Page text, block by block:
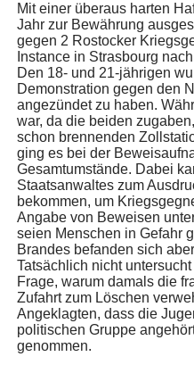
Mit einer überaus harten
Jahr zur Bewährung
gegen 2 Rostocker
Instance in Strasbourg
Den 18- und 21-jährigen
Demonstration gegen den
angezündet zu haben.
war, da die beiden
schon brennenden
ging es bei der
Gesamtumstände. Dabei
Staatsanwaltes zum
bekommen, um
Angabe von Beweisen
seien Menschen in Gefahr
Brandes befanden sich
Tatsächlich nicht
Frage, warum damals die
Zufahrt zum Löschen
Angeklagten, dass die
politischen Gruppe
genommen.